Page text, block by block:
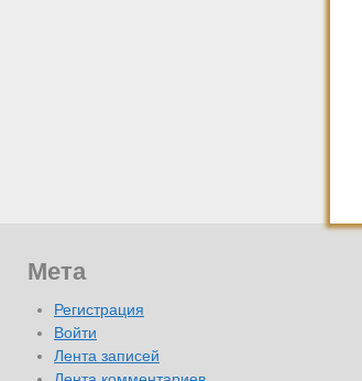
Мета
Регистрация
Войти
Лента записей